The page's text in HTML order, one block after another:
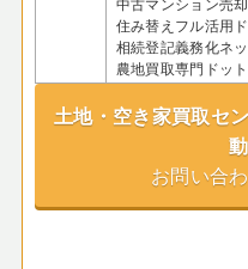
住み替えフル活用
相続登記義務化ネ
農地買取専門ドッ
土地・空き家買取セ
お問い合